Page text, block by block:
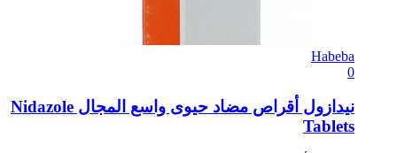
Habeba
0
نيدازول أقراص مضاد حيوى واسع المجال Nidazole
Tablets